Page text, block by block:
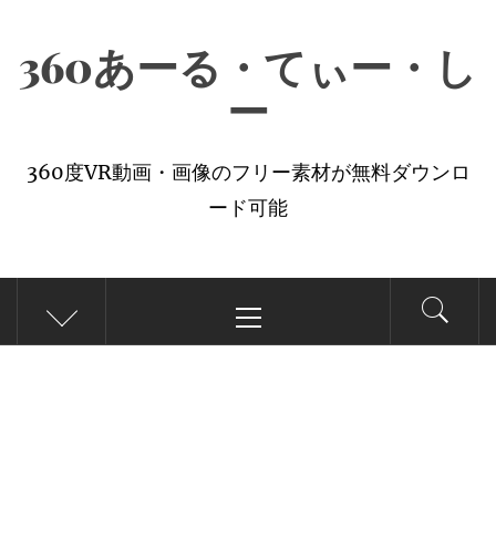
360あーる・てぃー・し
ー
360度VR動画・画像のフリー素材が無料ダウンロ
ード可能
イ
ン